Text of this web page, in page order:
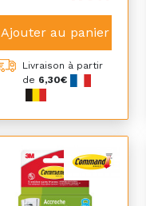
Ajouter au panier
Livraison à partir
de 6,30€